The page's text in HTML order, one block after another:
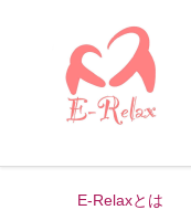
E-Relaxとは